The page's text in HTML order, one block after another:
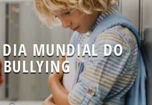
DIA MUNDIAL DO